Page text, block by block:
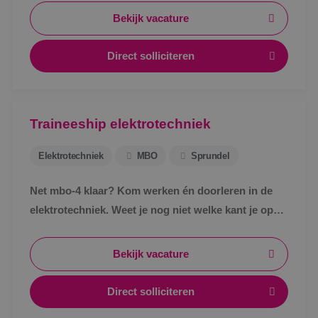
Bekijk vacature
Direct solliciteren
Traineeship elektrotechniek
Elektrotechniek MBO Sprundel
Net mbo-4 klaar? Kom werken én doorleren in de
elektrotechniek. Weet je nog niet welke kant je op
probleem. Bij BINK ga je het ontdekken in de
praktijk.
Bekijk vacature
Direct solliciteren